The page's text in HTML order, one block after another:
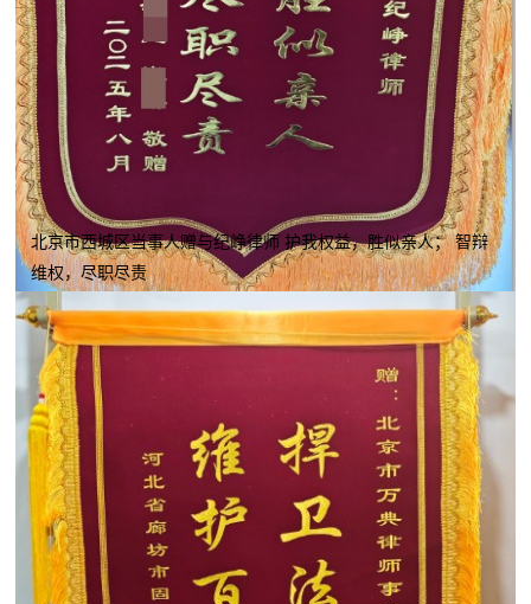
北京市西城区当事人赠与纪峥律师 护我权益，胜似亲人； 智辩
维权，尽职尽责